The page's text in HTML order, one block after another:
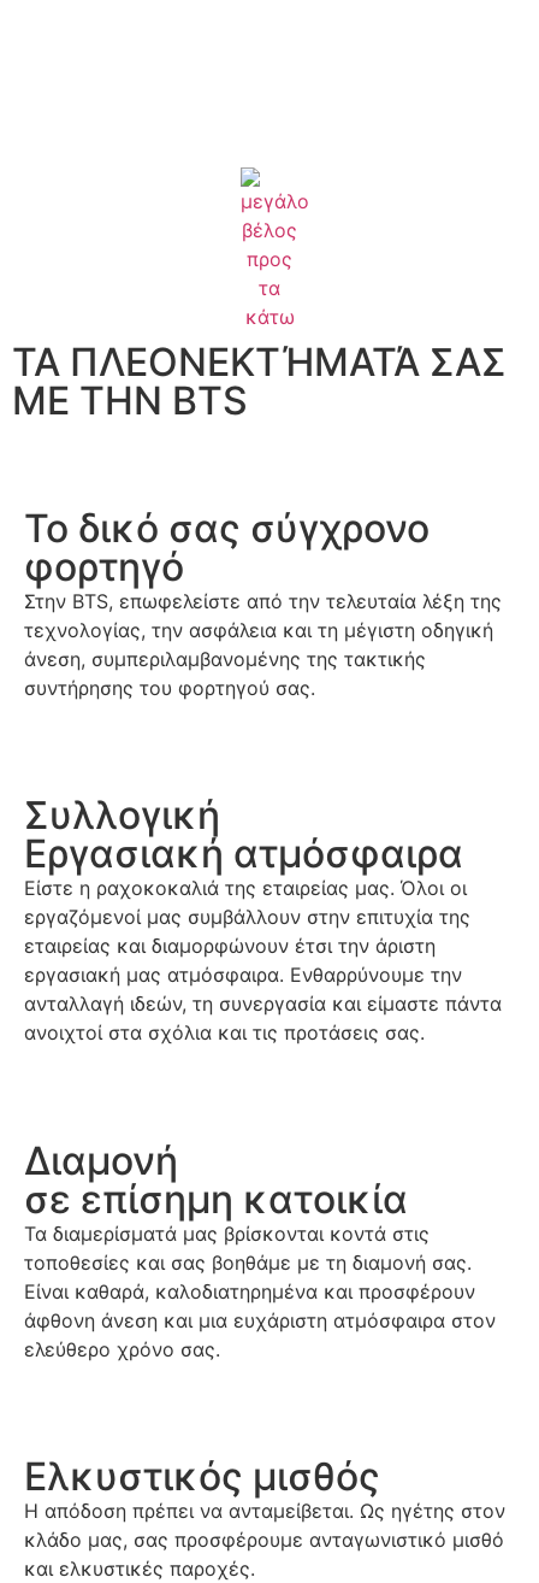
ΤΑ ΠΛΕΟΝΕΚΤΉΜΑΤΆ ΣΑΣ
ΜΕ ΤΗΝ BTS
Το δικό σας σύγχρονο
φορτηγό
Στην BTS, επωφελείστε από την τελευταία λέξη της
τεχνολογίας, την ασφάλεια και τη μέγιστη οδηγική
άνεση, συμπεριλαμβανομένης της τακτικής
συντήρησης του φορτηγού σας.
Συλλογική
Εργασιακή ατμόσφαιρα
Είστε η ραχοκοκαλιά της εταιρείας μας. Όλοι οι
εργαζόμενοί μας συμβάλλουν στην επιτυχία της
εταιρείας και διαμορφώνουν έτσι την άριστη
εργασιακή μας ατμόσφαιρα. Ενθαρρύνουμε την
ανταλλαγή ιδεών, τη συνεργασία και είμαστε πάντα
ανοιχτοί στα σχόλια και τις προτάσεις σας.
Διαμονή
σε επίσημη κατοικία
Τα διαμερίσματά μας βρίσκονται κοντά στις
τοποθεσίες και σας βοηθάμε με τη διαμονή σας.
Είναι καθαρά, καλοδιατηρημένα και προσφέρουν
άφθονη άνεση και μια ευχάριστη ατμόσφαιρα στον
ελεύθερο χρόνο σας.
Ελκυστικός μισθός
Η απόδοση πρέπει να ανταμείβεται. Ως ηγέτης στον
κλάδο μας, σας προσφέρουμε ανταγωνιστικό μισθό
και ελκυστικές παροχές.